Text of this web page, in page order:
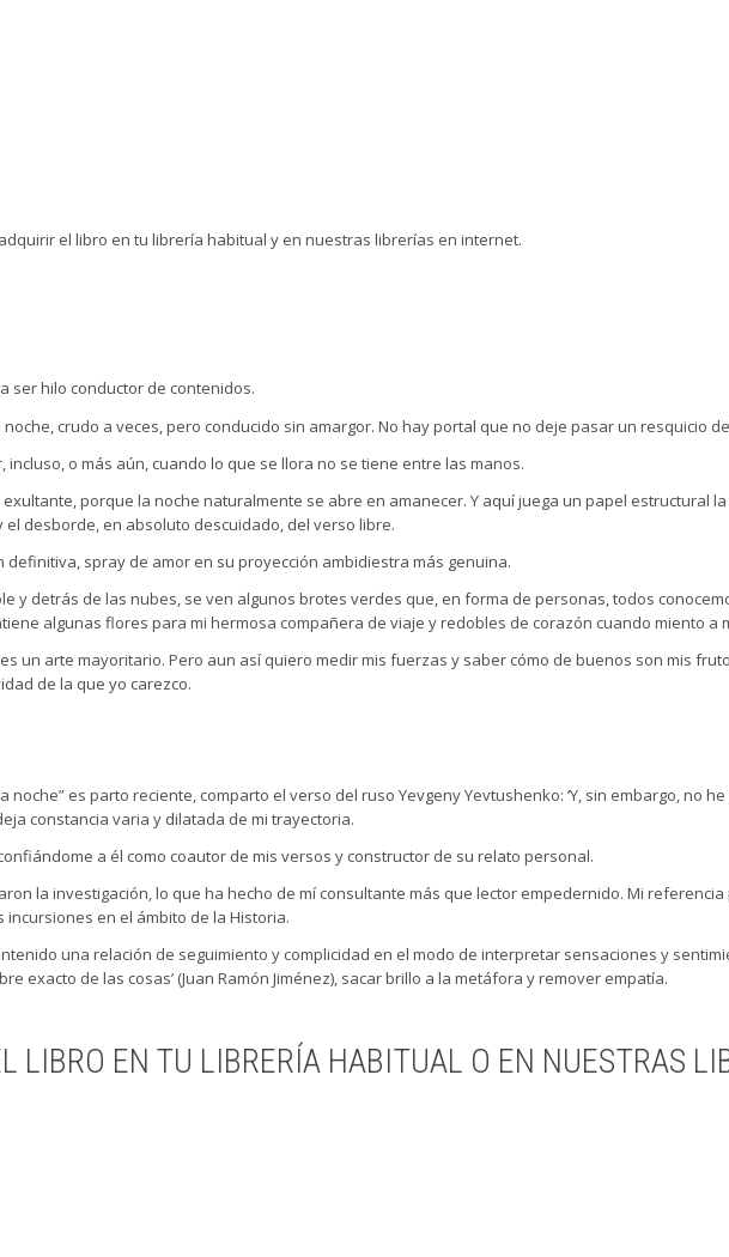
adquirir el libro en tu librería habitual y en nuestras librerías en internet.
ser hilo conductor de contenidos.
crudo a veces, pero conducido sin amargor. No hay portal que no deje pasar un resquicio
o más aún, cuando lo que se llora no se tiene entre las manos.
porque la noche naturalmente se abre en amanecer. Y aquí juega un papel estructural
desborde, en absoluto descuidado, del verso libre.
definitiva, spray de amor en su proyección ambidiestra más genuina.
y detrás de las nubes, se ven algunos brotes verdes que, en forma de personas, todos
algunas flores para mi hermosa compañera de viaje y redobles de corazón cuando miento a
un arte mayoritario. Pero aun así quiero medir mis fuerzas y saber cómo de buenos son mis
de la que yo carezco.
noche” es parto reciente, comparto el verso del ruso Yevgeny Yevtushenko: ‘Y, sin embargo, no
constancia varia y dilatada de mi trayectoria.
a él como coautor de mis versos y constructor de su relato personal.
la investigación, lo que ha hecho de mí consultante más que lector empedernido. Mi
incursiones en el ámbito de la Historia.
una relación de seguimiento y complicidad en el modo de interpretar sensaciones y
exacto de las cosas’ (Juan Ramón Jiménez), sacar brillo a la metáfora y remover empatía.
LIBRO EN TU LIBRERÍA HABITUAL O EN NUESTRAS